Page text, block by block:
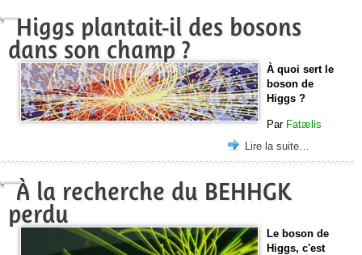
Higgs plantait-il des bosons
dans son champ ?
À quoi sert le
boson de
Higgs ?
Par Fatælis
Lire la suite…
À la recherche du BEHHGK
perdu
Le boson de
Higgs, c'est